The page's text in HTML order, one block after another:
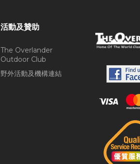
活動及贊助
The Overlander
Outdoor Club
野外活動及機構連結